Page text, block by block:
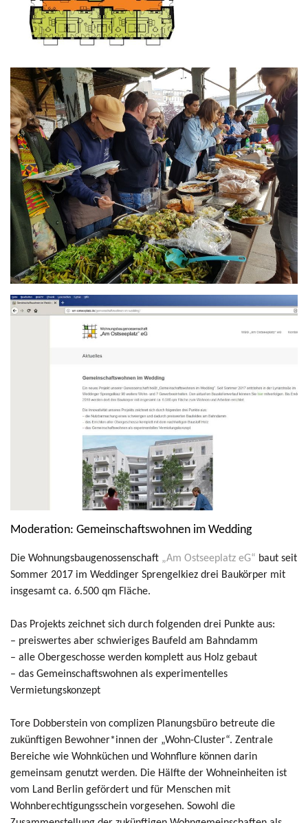
Moderation: Gemeinschaftswohnen im Wedding
Die Wohnungsbaugenossenschaft „Am Ostseeplatz eG“ baut seit
Sommer 2017 im Weddinger Sprengelkiez drei Baukörper mit
insgesamt ca. 6.500 qm Fläche.
Das Projekts zeichnet sich durch folgenden drei Punkte aus:
– preiswertes aber schwieriges Baufeld am Bahndamm
– alle Obergeschosse werden komplett aus Holz gebaut
– das Gemeinschaftswohnen als experimentelles
Vermietungskonzept
Tore Dobberstein von complizen Planungsbüro betreute die
zukünftigen Bewohner*innen der „Wohn-Cluster“. Zentrale
Bereiche wie Wohnküchen und Wohnflure können darin
gemeinsam genutzt werden. Die Hälfte der Wohneinheiten ist
vom Land Berlin gefördert und für Menschen mit
Wohnberechtigungsschein vorgesehen. Sowohl die